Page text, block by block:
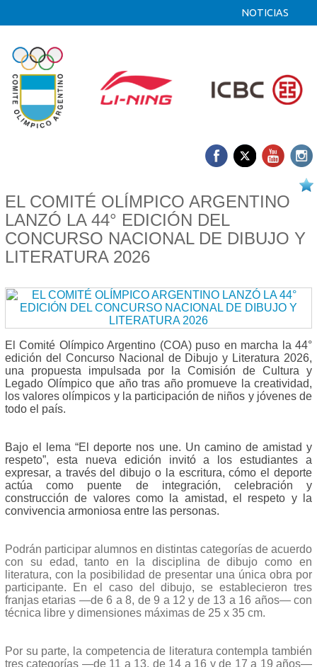
NOTICIAS
EL COMITÉ OLÍMPICO ARGENTINO
LANZÓ LA 44° EDICIÓN DEL
CONCURSO NACIONAL DE DIBUJO Y
LITERATURA 2026
El Comité Olímpico Argentino (COA) puso en marcha la 44°
edición del Concurso Nacional de Dibujo y Literatura 2026,
una propuesta impulsada por la Comisión de Cultura y
Legado Olímpico que año tras año promueve la creatividad,
los valores olímpicos y la participación de niños y jóvenes de
todo el país.
Bajo el lema “El deporte nos une. Un camino de amistad y
respeto”, esta nueva edición invitó a los estudiantes a
expresar, a través del dibujo o la escritura, cómo el deporte
actúa como puente de integración, celebración y
construcción de valores como la amistad, el respeto y la
convivencia armoniosa entre las personas.
Podrán participar alumnos en distintas categorías de acuerdo
con su edad, tanto en la disciplina de dibujo como en
literatura, con la posibilidad de presentar una única obra por
participante. En el caso del dibujo, se establecieron tres
franjas etarias —de 6 a 8, de 9 a 12 y de 13 a 16 años— con
técnica libre y dimensiones máximas de 25 x 35 cm.
Por su parte, la competencia de literatura contempla también
tres categorías —de 11 a 13, de 14 a 16 y de 17 a 19 años—